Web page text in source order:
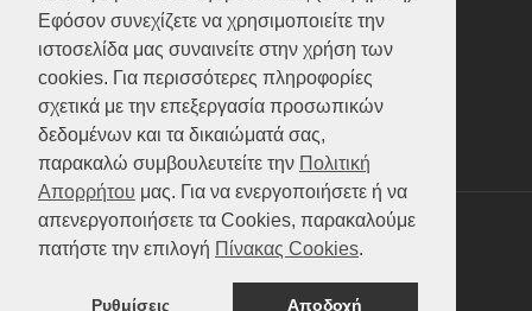
Εφόσον συνεχίζετε να χρησιμοποιείτε την
ιστοσελίδα μας συναινείτε στην χρήση των
cookies. Για περισσότερες πληροφορίες
σχετικά με την επεξεργασία προσωπικών
δεδομένων και τα δικαιώματά σας,
παρακαλώ συμβουλευτείτε την Πολιτική
Απορρήτου μας. Για να ενεργοποιήσετε ή να
απενεργοποιήσετε τα Cookies, παρακαλούμε
πατήστε την επιλογή Πίνακας Cookies.
Ρυθμίσεις Αποδοχή
Test ride
Επικοινωνία
Service
Κατάλογος
FAQ
SOCIAL MEDIA